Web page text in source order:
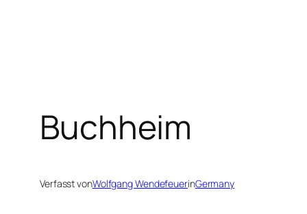
Buchheim
Verfasst vonWolfgang WendefeuerinGermany